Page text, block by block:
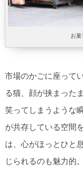
お菓
市場のかごに座って
る猫、顔が挟まった
笑ってしまうような
が共存している空間
は、心がほっとひと
じられるのも魅力的。